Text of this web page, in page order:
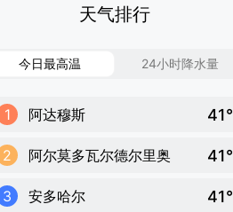
天气排行
今日最高温 24小时降水量
1 阿达穆斯 41°
2 阿尔莫多瓦尔德尔里奥 41°
3 安多哈尔 41°